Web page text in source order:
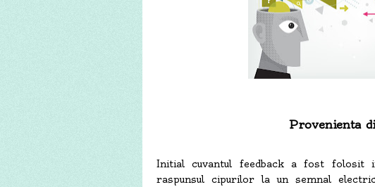
Provenienta
Initial cuvantul feedback a fost folosit
raspunsul cipurilor la un semnal